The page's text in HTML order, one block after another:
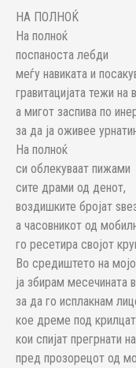
НА ПОЛНОЌ
На полноќ
поспаноста лебди
меѓу навиката и
гравитацијата тежи на
а мигот заспива по
за да ја оживее
На полноќ
си облекуваат пижами
сите драми од денот,
воздишките бројат
а часовникот од
го ресетира својот
Во средиштето на
ја збирам месечината
за да го исплакнам
кое дреме под
кои спијат прегрнати
пред прозорецот од